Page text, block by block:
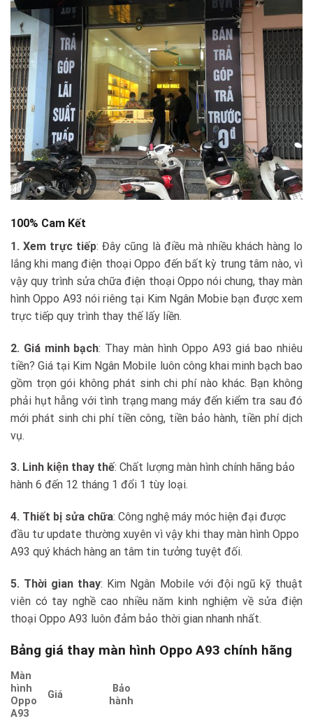
100% Cam Kết
1. Xem trực tiếp: Đây cũng là điều mà nhiều khách hàng lo
lắng khi mang điện thoại Oppo đến bất kỳ trung tâm nào, vì
vậy quy trình sửa chữa điện thoại Oppo nói chung, thay màn
hình Oppo A93 nói riêng tại Kim Ngân Mobie bạn được xem
trực tiếp quy trình thay thế lấy liền.
2. Giá minh bạch: Thay màn hình Oppo A93 giá bao nhiêu
tiền? Giá tại Kim Ngân Mobile luôn công khai minh bạch bao
gồm trọn gói không phát sinh chi phí nào khác. Bạn không
phải hụt hẫng với tình trạng mang máy đến kiểm tra sau đó
mới phát sinh chi phí tiền công, tiền bảo hành, tiền phí dịch
vụ.
3. Linh kiện thay thế: Chất lượng màn hình chính hãng bảo
hành 6 đến 12 tháng 1 đổi 1 tùy loại.
4. Thiết bị sửa chữa: Công nghệ máy móc hiện đại được
đầu tư update thường xuyên vì vậy khi thay màn hình Oppo
A93 quý khách hàng an tâm tin tưởng tuyệt đối.
5. Thời gian thay: Kim Ngân Mobile với đội ngũ kỹ thuật
viên có tay nghề cao nhiều năm kinh nghiệm về sửa điện
thoại Oppo A93 luôn đảm bảo thời gian nhanh nhất.
Bảng giá thay màn hình Oppo A93 chính hãng
Màn
hình
Oppo
A93
Giá
Bảo
hành